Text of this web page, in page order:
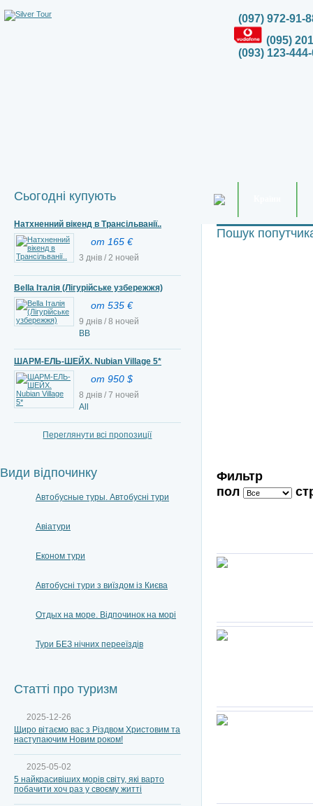
(097) 972-91-
(095)
(093) 123-
Пошук
Фильтр
пол
Сьогодні купують
Натхненний вікенд в Трансільванії..
от 165 €
3 днів / 2 ночей
Bella Італія (Лігурійське узбережжя)
от 535 €
9 днів / 8 ночей
ВВ
ШАРМ-ЕЛЬ-ШЕЙХ. Nubian Village 5*
от 950 $
8 днів / 7 ночей
All
Переглянути всі пропозиції
Види відпочинку
Автобусные туры. Автобусні тури
Авіатури
Економ тури
Автобусні тури з виїздом із Києва
Отдых на море. Відпочинок на морі
Тури БЕЗ нічних перееїздів
Статті про туризм
2025-12-26
Щиро вітаємо вас з Різдвом Христовим та
наступаючим Новим роком!
2025-05-02
5 найкрасивіших морів світу, які варто
побачити хоч раз у своєму житті